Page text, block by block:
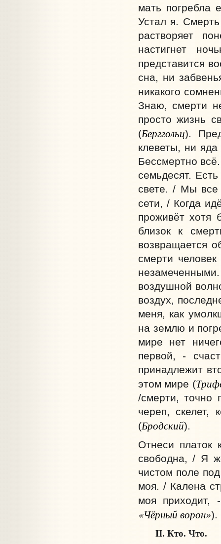
мать погребла
Устал я.
растворяет
настигнет
представится
сна, ни
никакого
Знаю, смерти
просто жизнь
(Берггольц).
клеветы, ни
Бессмертно
семьдесят.
свете. / Мы все
сети, / Когда
проживёт хотя
близок к
возвращается
смерти
воздушной
воздух,
меня, как
на землю и
мире нет
первой, -
принадлежит
этом мире (
/смерти, точно
череп, скелет,
(Бродский).
Отнеси
свободна, / Я
чистом поле
моя. / Калена
моя
«Чёрный ворон»).
II. Кто. Что.